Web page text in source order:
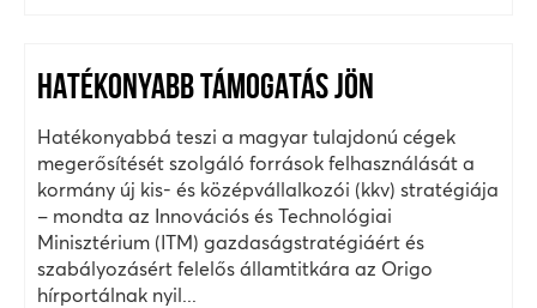
HATÉKONYABB TÁMOGATÁS JÖN
Hatékonyabbá teszi a magyar tulajdonú cégek
megerősítését szolgáló források felhasználását a
kormány új kis- és középvállalkozói (kkv) stratégiája
– mondta az Innovációs és Technológiai
Minisztérium (ITM) gazdaságstratégiáért és
szabályozásért felelős államtitkára az Origo
hírportálnak nyil...